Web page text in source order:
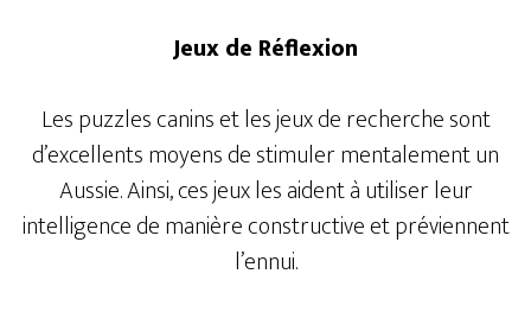
Jeux de Réflexion
Les puzzles canins et les jeux de recherche sont
d’excellents moyens de stimuler mentalement un
Aussie. Ainsi, ces jeux les aident à utiliser leur
intelligence de manière constructive et préviennent
l’ennui.